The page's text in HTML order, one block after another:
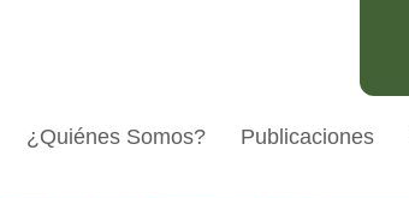
¿Quiénes Somos? Publicaciones